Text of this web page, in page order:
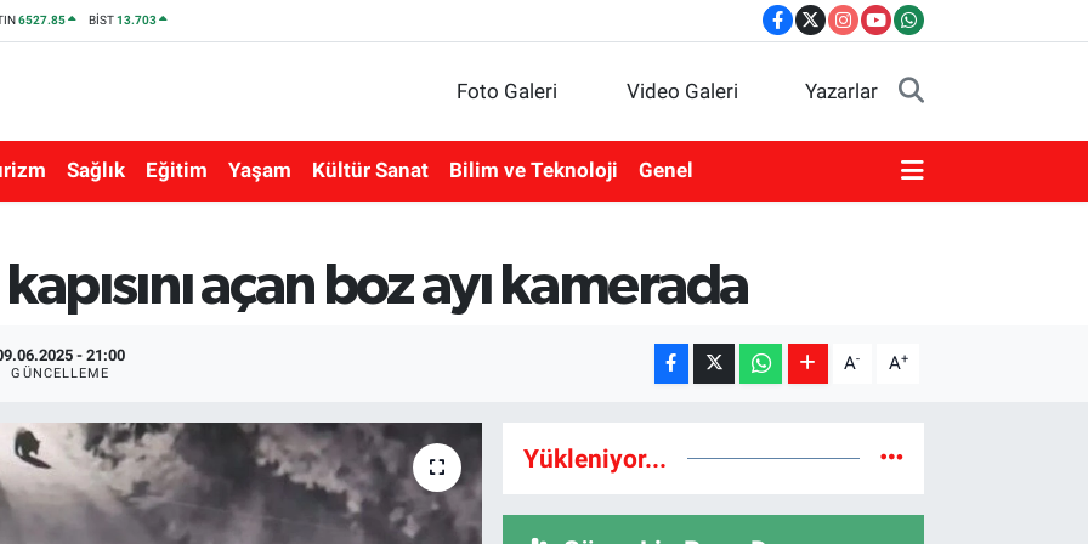
6527.85 BİST13.703
Foto Galeri Video Galeri Yazarlar
Sağlık Eğitim Yaşam Kültür Sanat Bilim ve Teknoloji Genel
açan boz ayı kamerada
- 21:00
GÜNCELLEME A- A+
Yükleniyor...